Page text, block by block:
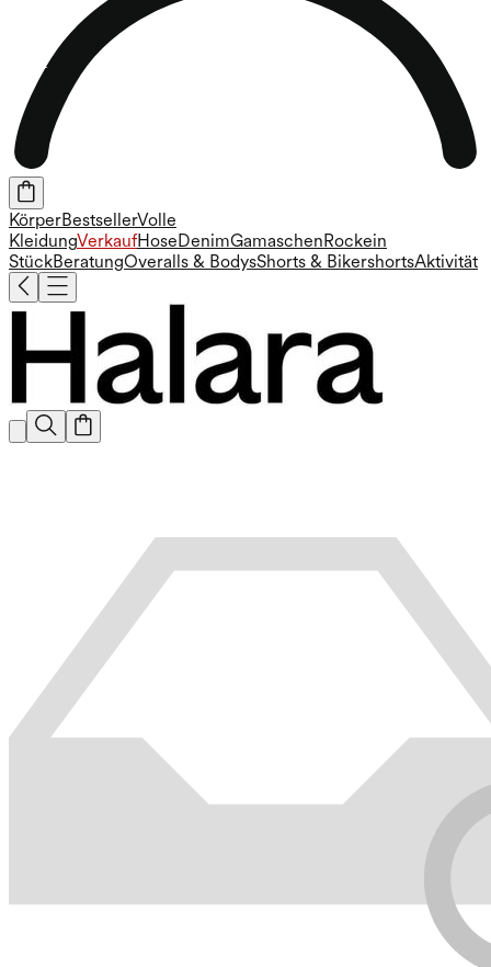
KörperBestsellerVolle
KleidungVerkaufHose DenimGamaschen Rockein
StückBeratungOveralls & BodysShorts & BikershortsAktivität